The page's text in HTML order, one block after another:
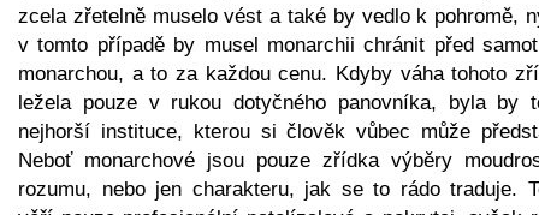
zcela zřetelně muselo vést a také by vedlo k pohromě,
v tomto případě by musel monarchii chránit před
monarchou, a to za každou cenu. Kdyby váha tohoto
ležela pouze v rukou dotyčného panovníka, byla by
nejhorší instituce, kterou si člověk vůbec může
Neboť monarchové jsou pouze zřídka výběry
rozumu, nebo jen charakteru, jak se to rádo traduje.